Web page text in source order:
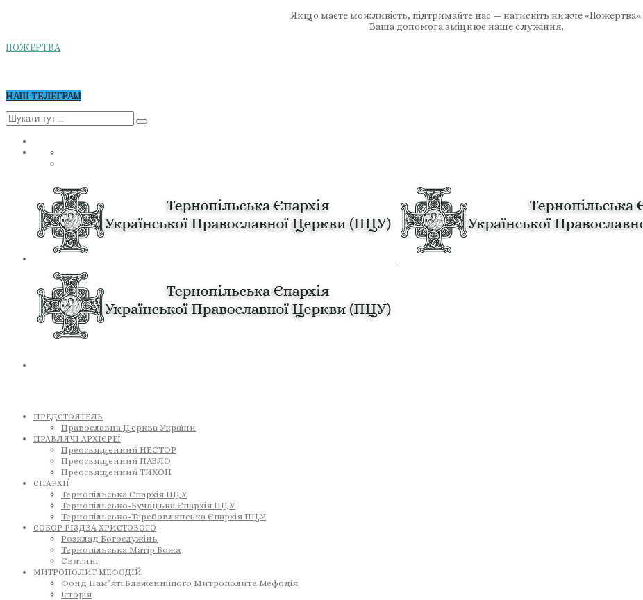
Якщо маєте можливість, підтримайте нас — натисніть нижче «Пожертва».
Ваша допомога зміцнює наше служіння.
ПОЖЕРТВА
НАШ ТЕЛЕГРАМ
ПРЕДСТОЯТЕЛЬ
Православна Церква України
ПРАВЛЯЧІ АРХІЄРЕЇ
Преосвященний НЕСТОР
Преосвященний ПАВЛО
Преосвященний ТИХОН
ЄПАРХІЇ
Тернопільська Єпархія ПЦУ
Тернопільсько-Бучацька Єпархія ПЦУ
Тернопільсько-Теребовлянська Єпархія ПЦУ
СОБОР РІЗДВА ХРИСТОВОГО
Розклад Богослужінь
Тернопільська Матір Божа
Святині
МИТРОПОЛИТ МЕФОДІЙ
Фонд Пам’яті Блаженнішого Митрополита Мефодія
Історія